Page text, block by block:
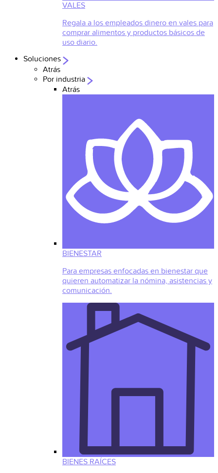
VALES
Regala a los empleados dinero en vales para
comprar alimentos y productos básicos de
uso diario.
Soluciones
Atrás
Por industria
Atrás
BIENESTAR
Para empresas enfocadas en bienestar que
quieren automatizar la nómina, asistencias y
comunicación.
BIENES RAÍCES